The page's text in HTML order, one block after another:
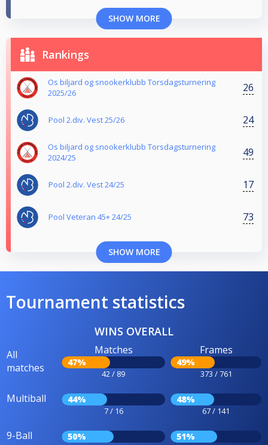
SHOW MORE
Rankings
Os biljard og snookerklubb Torsdagsturnering
2025/26
26
Pool 2.div. Vest 25/26 24
Os biljard og snookerklubb Torsdagsturnering
2024/25
49
Pool 2.div. Vest 24/25 17
Pool Veteran 45+ 24/25 73
SHOW MORE
Tournament statistics
WINS OVERALL
All
matches
Matches
47%
42 / 89
Frames
49%
373 / 761
Multiball 44%
7 / 16
48%
67 / 141
9-Ball 50% 51%